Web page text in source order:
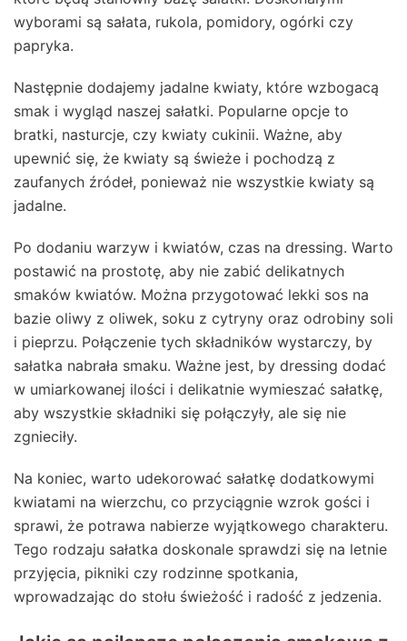
wyborami są sałata, rukola, pomidory, ogórki czy
papryka.
Następnie dodajemy jadalne kwiaty, które wzbogacą
smak i wygląd naszej sałatki. Popularne opcje to
bratki, nasturcje, czy kwiaty cukinii. Ważne, aby
upewnić się, że kwiaty są świeże i pochodzą z
zaufanych źródeł, ponieważ nie wszystkie kwiaty są
jadalne.
Po dodaniu warzyw i kwiatów, czas na dressing. Warto
postawić na prostotę, aby nie zabić delikatnych
smaków kwiatów. Można przygotować lekki sos na
bazie oliwy z oliwek, soku z cytryny oraz odrobiny soli
i pieprzu. Połączenie tych składników wystarczy, by
sałatka nabrała smaku. Ważne jest, by dressing dodać
w umiarkowanej ilości i delikatnie wymieszać sałatkę,
aby wszystkie składniki się połączyły, ale się nie
zgnieciły.
Na koniec, warto udekorować sałatkę dodatkowymi
kwiatami na wierzchu, co przyciągnie wzrok gości i
sprawi, że potrawa nabierze wyjątkowego charakteru.
Tego rodzaju sałatka doskonale sprawdzi się na letnie
przyjęcia, pikniki czy rodzinne spotkania,
wprowadzając do stołu świeżość i radość z jedzenia.